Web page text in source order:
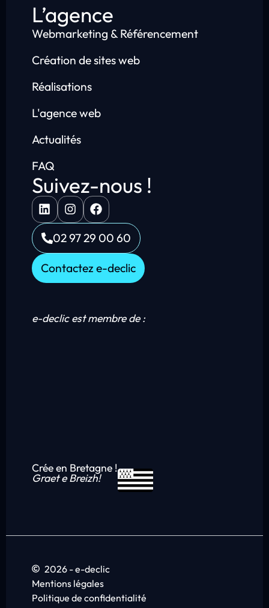
L’agence
Webmarketing & Référencement
Création de sites web
Réalisations
L'agence web
Actualités
FAQ
Suivez-nous !
02 97 29 00 60
Contactez e-declic
e-declic est membre de :
Crée en Bretagne !
Graet e Breizh!
2026 - e-declic
Mentions légales
Politique de confidentialité